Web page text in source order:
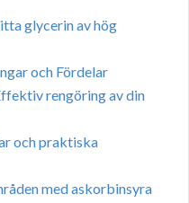
glycerin av hög
och Fördelar
rengöring av din
och praktiska
med askorbinsyra